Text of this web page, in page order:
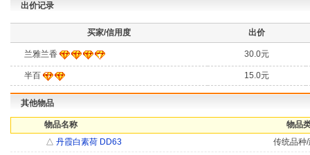
出价记录
买家/信用度 出价
兰雅兰香 30.0元
半百 15.0元
其他物品
物品名称
物品
△ 丹霞白素荷 DD63
传统品种